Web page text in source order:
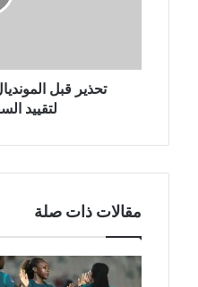
بسبب
تحذير قبل
لتقييد
مقالات ذات صلة